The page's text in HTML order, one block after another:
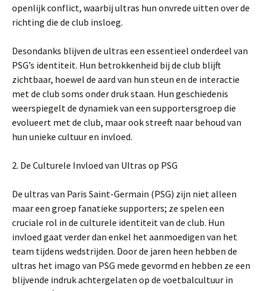
openlijk conflict, waarbij ultras hun onvrede uitten over de
richting die de club insloeg.
Desondanks blijven de ultras een essentieel onderdeel van
PSG’s identiteit. Hun betrokkenheid bij de club blijft
zichtbaar, hoewel de aard van hun steun en de interactie
met de club soms onder druk staan. Hun geschiedenis
weerspiegelt de dynamiek van een supportersgroep die
evolueert met de club, maar ook streeft naar behoud van
hun unieke cultuur en invloed.
2. De Culturele Invloed van Ultras op PSG
De ultras van Paris Saint-Germain (PSG) zijn niet alleen
maar een groep fanatieke supporters; ze spelen een
cruciale rol in de culturele identiteit van de club. Hun
invloed gaat verder dan enkel het aanmoedigen van het
team tijdens wedstrijden. Door de jaren heen hebben de
ultras het imago van PSG mede gevormd en hebben ze een
blijvende indruk achtergelaten op de voetbalcultuur in